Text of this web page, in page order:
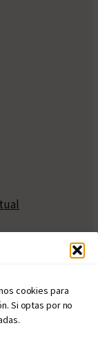
cookies para
Si optas por no